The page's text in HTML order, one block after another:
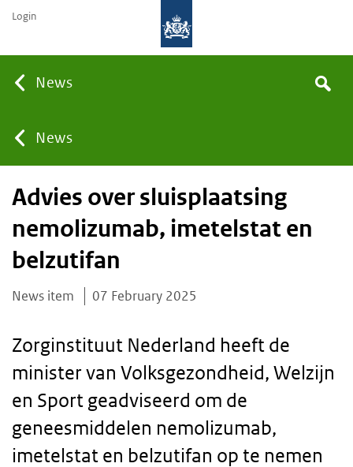
News
You
are
here:
News
the
Search
Login
Advies over sluisplaatsing
nemolizumab, imetelstat en
belzutifan
News item 07 February 2025
Zorginstituut Nederland heeft de
minister van Volksgezondheid, Welzijn
en Sport geadviseerd om de
geneesmiddelen nemolizumab,
imetelstat en belzutifan op te nemen